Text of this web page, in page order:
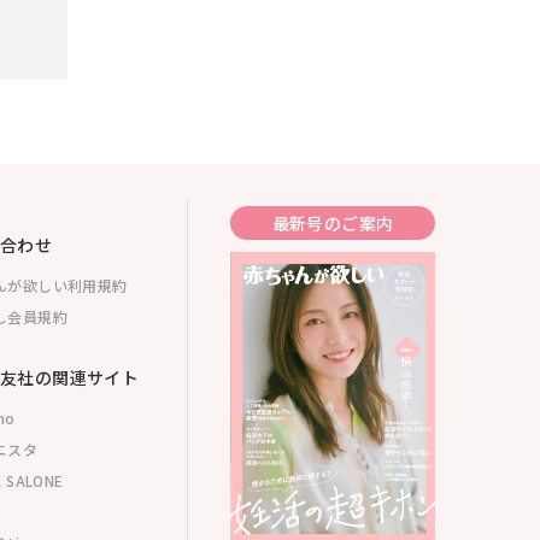
わせ
が欲しい利用規約
会員規約
社の関連サイト
スタ
最新号のご案内